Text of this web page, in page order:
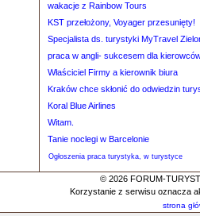
wakacje z Rainbow Tours
KST przełożony, Voyager przesunięty!
Specjalista ds. turystyki MyTravel
praca w angli- sukcesem dla
Właściciel Firmy a kierownik biura
Kraków chce skłonić do odwiedzin
Koral Blue Airlines
Witam.
Tanie noclegi w Barcelonie
Ogłoszenia praca turystyka, w turystyce
© 2026 FORUM-
Korzystanie z serwisu oznacza
strona